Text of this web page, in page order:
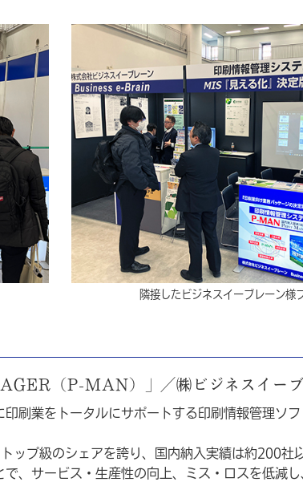
隣接したビジネスイーブレーン様
（P-MAN）」／㈱ビジネスイー
刷業をトータルにサポートする印刷情報管理ソ
ップ級のシェアを誇り、国内納入実績は約200社
、サービス・生産性の向上、ミス・ロスを低減